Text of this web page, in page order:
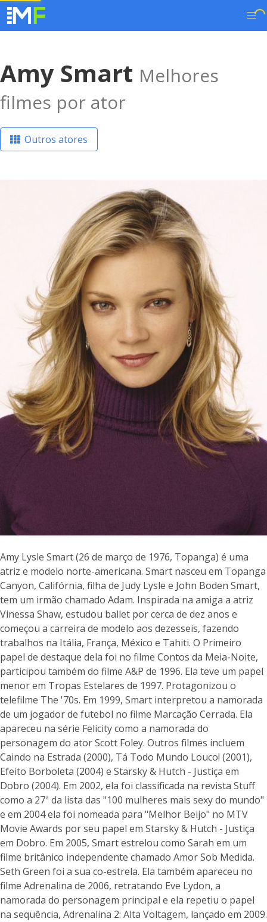
Amy Smart Melhores
filmes por ator
Outros atores
Amy Lysle Smart (26 de março de 1976, Topanga) é uma
atriz e modelo norte-americana. Smart nasceu em Topanga
Canyon, Califórnia, filha de Judy Lysle e John Boden Smart,
tem um irmão chamado Adam. Inspirada na amiga a atriz
Vinessa Shaw, estudou ballet por cerca de dez anos e
começou a carreira de modelo aos dezesseis, fazendo
trabalhos na Itália, França, México e Tahiti. O Primeiro
papel de destaque dela foi no filme Contos da Meia-Noite,
participou também do filme A&P de 1996. Ela teve um papel
menor em Tropas Estelares de 1997. Protagonizou o
telefilme The '70s. Em 1999, Smart interpretou a namorada
de um jogador de futebol no filme Marcação Cerrada. Ela
apareceu na série Felicity como a namorada do
personagem do ator Scott Foley. Outros filmes incluem
Caindo na Estrada (2000), Tá Todo Mundo Louco! (2001),
Efeito Borboleta (2004) e Starsky & Hutch - Justiça em
Dobro (2004). Em 2002, ela foi classificada na revista Stuff
como a 27ª da lista das "100 mulheres mais sexy do mundo"
e em 2004 ela foi nomeada para "Melhor Beijo" no MTV
Movie Awards por seu papel em Starsky & Hutch - Justiça
em Dobro. Em 2005, Smart estrelou como Sarah em um
filme britânico independente chamado Amor Sob Medida.
Seth Green foi a sua co-estrela. Ela também apareceu no
filme Adrenalina de 2006, retratando Eve Lydon, a
namorada do personagem principal e ela repetiu o papel
na seqüência, Adrenalina 2: Alta Voltagem, lançado em 2009.